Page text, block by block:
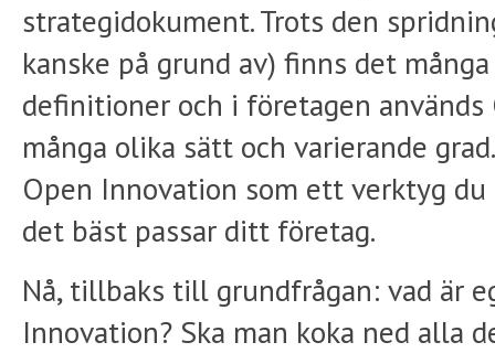
strategidokument. Trots den
kanske på grund av) finns det
definitioner och i företagen
många olika sätt och varierande
Open Innovation som ett verktyg
det bäst passar ditt företag.
Nå, tillbaks till grundfrågan: vad är
Innovation? Ska man koka ned alla